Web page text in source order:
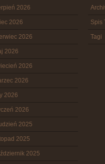
2026
2026
2026
2026
2026
2026
2026
2026
2025
2025
2025
Spis
Tagi